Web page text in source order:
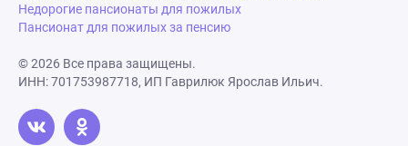
Недорогие пансионаты для пожилых
Пансионат для пожилых за пенсию
© 2026 Все права защищены.
ИНН: 701753987718, ИП Гаврилюк Ярослав Ильич.